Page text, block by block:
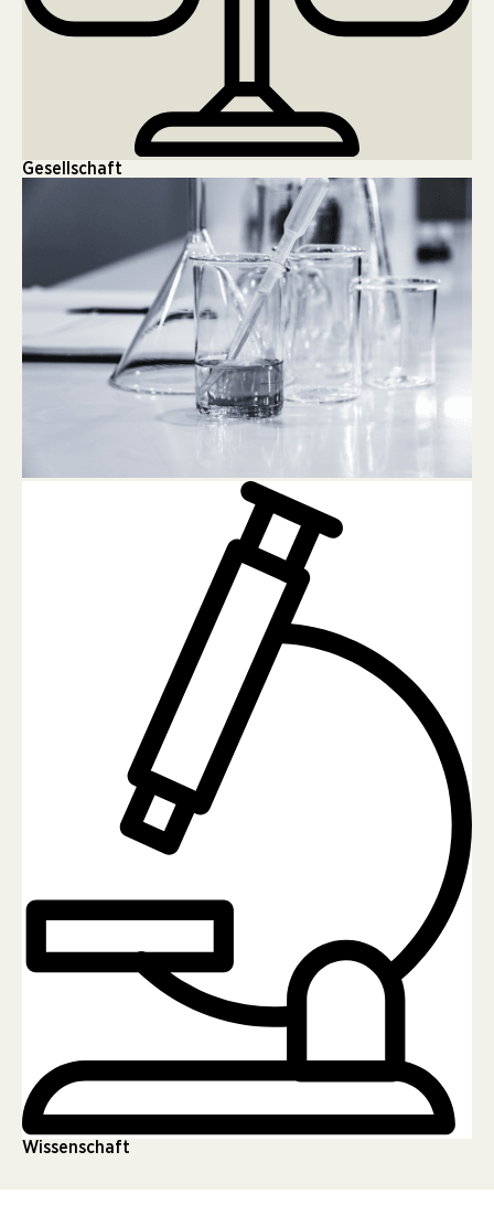
Gesellschaft
Wissenschaft